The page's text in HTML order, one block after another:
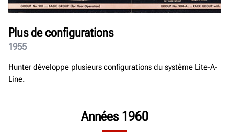
Plus de configurations
1955
Hunter développe plusieurs configurations du système Lite-A-
Line.
Années 1960